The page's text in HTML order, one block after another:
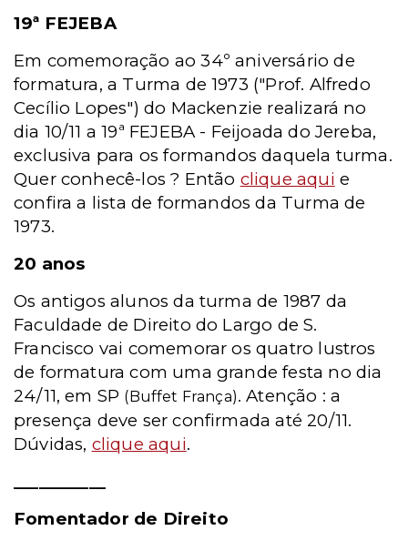
19ª FEJEBA
Em comemoração ao 34º aniversário de
formatura, a Turma de 1973 ("Prof. Alfredo
Cecílio Lopes") do Mackenzie realizará no
dia 10/11 a 19ª FEJEBA - Feijoada do Jereba,
exclusiva para os formandos daquela turma.
Quer conhecê-los ? Então clique aqui e
confira a lista de formandos da Turma de
1973.
20 anos
Os antigos alunos da turma de 1987 da
Faculdade de Direito do Largo de S.
Francisco vai comemorar os quatro lustros
de formatura com uma grande festa no dia
24/11, em SP (Buffet França). Atenção : a
presença deve ser confirmada até 20/11.
Dúvidas, clique aqui.
Fomentador de Direito